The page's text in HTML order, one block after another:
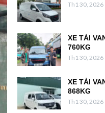
Th1 30, 2026
XE TẢI
760KG
Th1 30, 2026
XE TẢI
868KG
Th1 30, 2026